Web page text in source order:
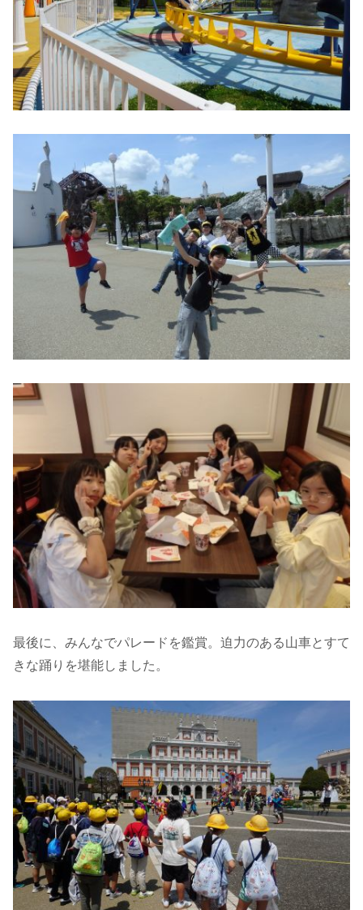
最後に、みんなでパレードを鑑賞。迫力のある山車とすて
きな踊りを堪能しました。